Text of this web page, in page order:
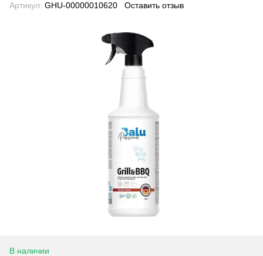
Артикул: GHU-00000010620 Оставить отзыв
В наличии